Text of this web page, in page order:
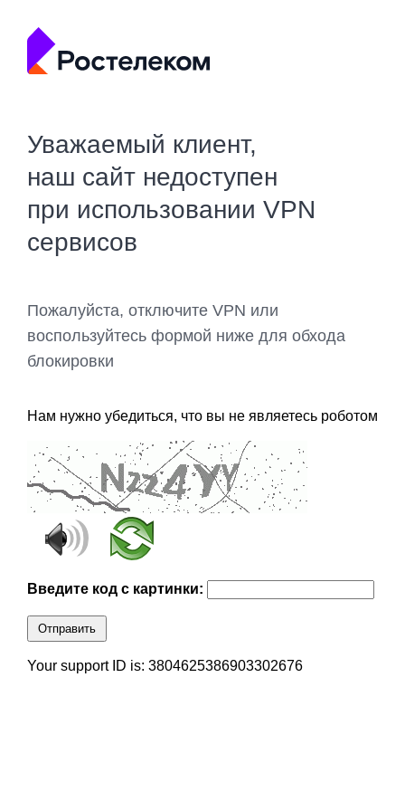
Уважаемый клиент,
наш сайт недоступен
при использовании VPN
сервисов
Пожалуйста, отключите VPN или
воспользуйтесь формой ниже для обхода
блокировки
Нам нужно убедиться, что вы не являетесь роботом
Введите код с картинки:
Отправить
Your support ID is: 3804625386903302676